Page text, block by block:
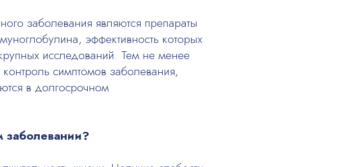
заболевания являются препараты
эффективность которых
исследований. Тем не менее
симптомов заболевания,
в долгосрочном
заболевании?